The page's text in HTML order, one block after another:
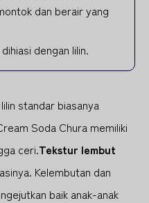
dan berair yang
dengan lilin.
standar biasanya
Soda Chura memiliki
ceri.Tekstur lembut
Kelembutan dan
baik anak-anak